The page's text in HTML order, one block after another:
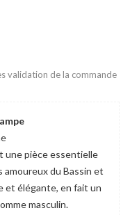
validation de la commande
une pièce essentielle
du Bassin et
et élégante, en fait un
masculin.